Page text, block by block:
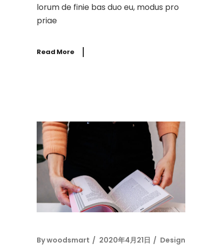
lorum de finie bas duo eu, modus pro
priae
Read More
Bywoodsmart 2020年4月21日 Design